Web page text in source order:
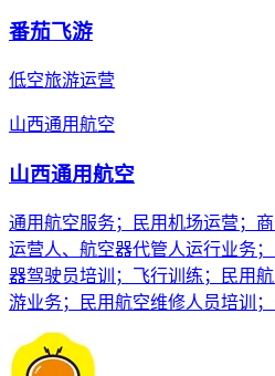
番茄飞游
低空旅游运营
山西通用航空
山西通用航空
通用航空服务；民用机场运营；
运营人、航空器代管人运行业务
器驾驶员培训；飞行训练；民用
游业务；民用航空维修人员培训；